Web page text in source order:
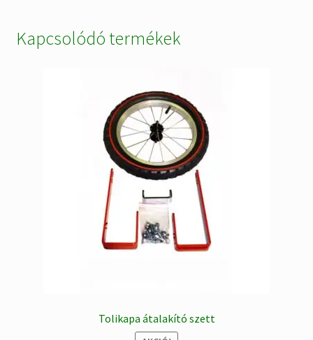
Kapcsolódó termékek
Tolikapa átalakító szett